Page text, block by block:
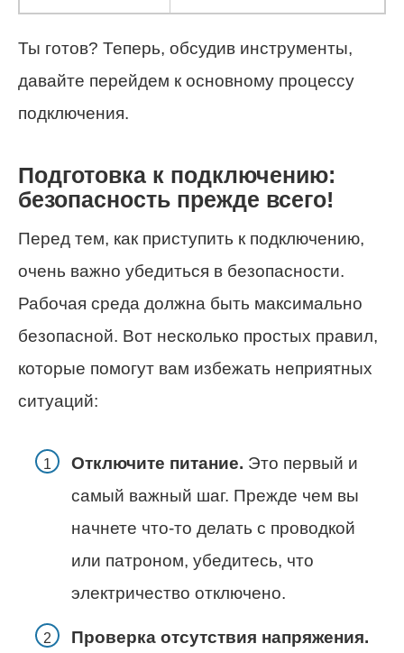
Ты готов? Теперь, обсудив инструменты,
давайте перейдем к основному процессу
подключения.
Подготовка к подключению:
безопасность прежде всего!
Перед тем, как приступить к подключению,
очень важно убедиться в безопасности.
Рабочая среда должна быть максимально
безопасной. Вот несколько простых правил,
которые помогут вам избежать неприятных
ситуаций:
Отключите питание. Это первый и
самый важный шаг. Прежде чем вы
начнете что-то делать с проводкой
или патроном, убедитесь, что
электричество отключено.
Проверка отсутствия напряжения.